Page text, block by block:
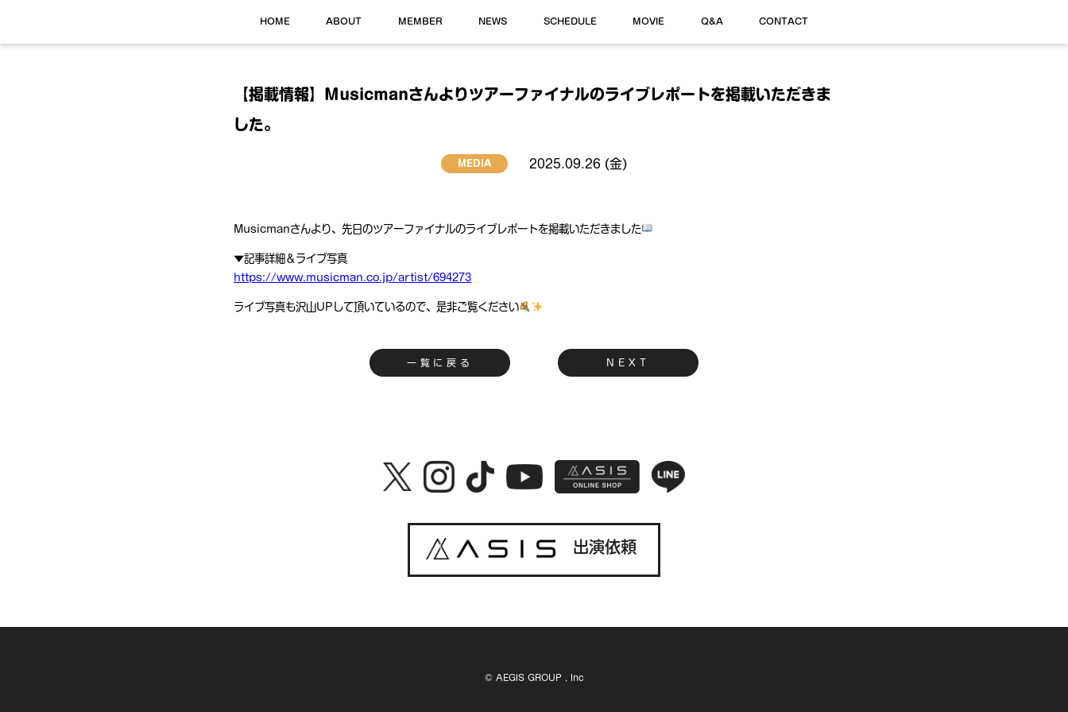
HOME ABOUT MEMBER NEWS SCHEDULE MOVIE Q&A CONTACT
【掲載情報】Musicmanさんよりツアーファイナルのライブレポートを掲載いただきま
した。
MEDIA 2025.09.26 (金)
Musicmanさんより、先日のツアーファイナルのライブレポートを掲載いただきました
▼記事詳細＆ライブ写真
https://www.musicman.co.jp/artist/694273
ライブ写真も沢山UPして頂いているので、是非ご覧ください
一覧に戻る NEXT
出演依頼
© AEGIS GROUP , Inc